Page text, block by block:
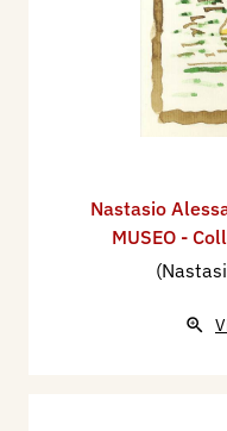
Nastasio
MUSEO -